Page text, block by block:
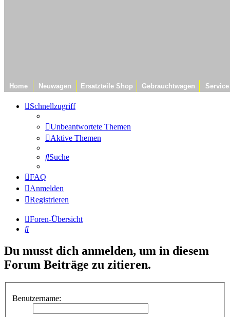
Home Neuwagen Ersatzteile Shop Gebrauchtwagen Service
Schnellzugriff
Unbeantwortete Themen
Aktive Themen
Suche
FAQ
Anmelden
Registrieren
Foren-Übersicht
Suche
Du musst dich anmelden, um in diesem
Forum Beiträge zu zitieren.
Benutzername: